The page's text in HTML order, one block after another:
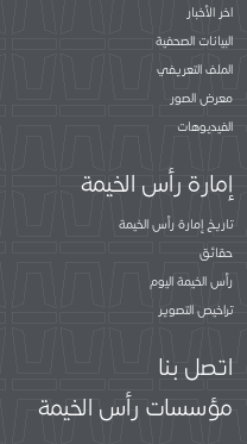
اخر الأخبار
البيانات الصحفية
الملف التعريفي
معرض الصور
الفيديوهات
إمارة رأس الخيمة
تاريخ إمارة رأس الخيمة
حقائق
رأس الخيمة اليوم
تراخيص التصوير
اتصل بنا
مؤسسات رأس الخيمة